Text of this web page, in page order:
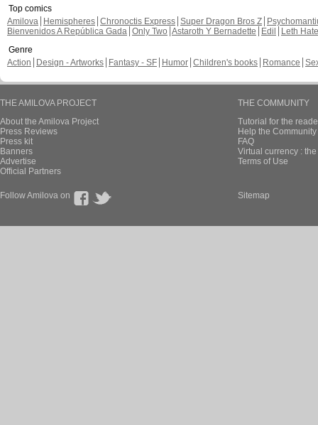
Top comics
Amilova
Hemispheres Chronoctis Express Super Dragon Bros Z
Bienvenidos A República Gada Only Two Astaroth Y Bernadette Edil
Leth Hate
Genre
Action
Design - Artworks Fantasy - SF Humor Children's books Romance
THE AMILOVA PROJECT
About the Amilova Project
Press Reviews
Press kit
Banners
Advertise
Official Partners
THE COMMUNITY
Tutorial for the
Help the
FAQ
Virtual currency :
Terms of Use
Follow Amilova on Sitemap